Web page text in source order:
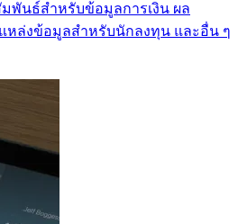
พันธ์สำหรับข้อมูลการเงิน ผล
หล่งข้อมูลสำหรับนักลงทุน และอื่น ๆ